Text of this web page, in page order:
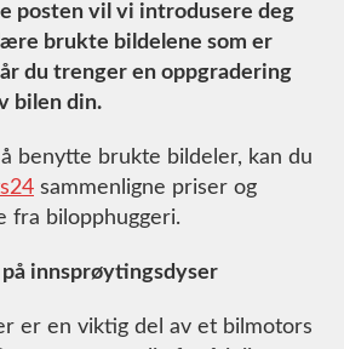
posten vil vi introdusere deg
brukte bildelene som er
du trenger en oppgradering
bilen din.
benytte brukte bildeler, kan du
sammenligne priser og
fra bilopphuggeri.
innsprøytingsdyser
er en viktig del av et bilmotors